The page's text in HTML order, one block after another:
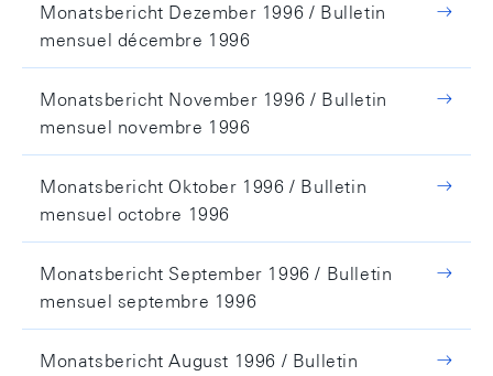
Monatsbericht Dezember 1996 / Bulletin
mensuel décembre 1996
Monatsbericht November 1996 / Bulletin
mensuel novembre 1996
Monatsbericht Oktober 1996 / Bulletin
mensuel octobre 1996
Monatsbericht September 1996 / Bulletin
mensuel septembre 1996
Monatsbericht August 1996 / Bulletin